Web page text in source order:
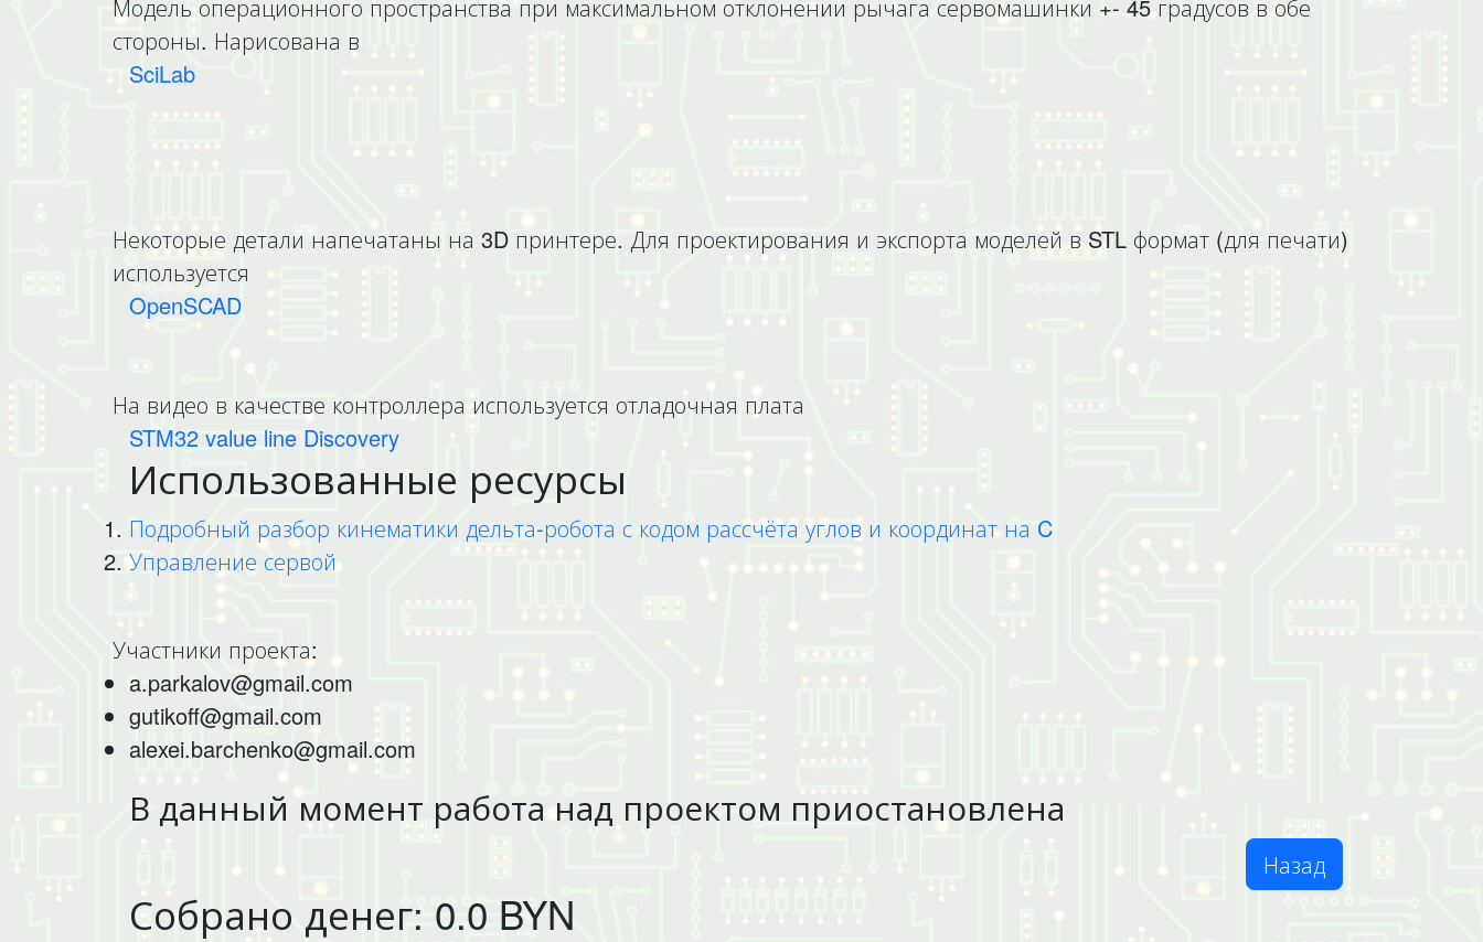
Модель операционного пространства при максимальном отклонении рычага сервомашинки +- 45 градусов в обе
стороны. Нарисована в
SciLab
Некоторые детали напечатаны на 3D принтере. Для проектирования и экспорта моделей в STL формат (для печати)
используется
OpenSCAD
На видео в качестве контроллера используется отладочная плата
STM32 value line Discovery
Использованные ресурсы
Подробный разбор кинематики дельта-робота с кодом рассчёта углов и координат на C
Управление сервой
Участники проекта:
a.parkalov@gmail.com
gutikoff@gmail.com
alexei.barchenko@gmail.com
В данный момент работа над проектом приостановлена
Назад
Собрано денег: 0.0 BYN